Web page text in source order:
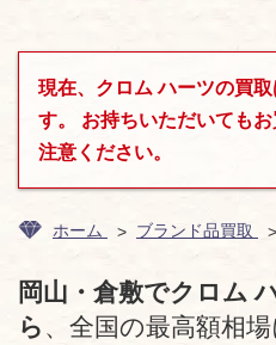
現在、クロム ハーツの買
す。 お持ちいただいても
注意ください。
ホーム ブランド品買取
岡山・倉敷でクロム
ら 、全国の最高額相